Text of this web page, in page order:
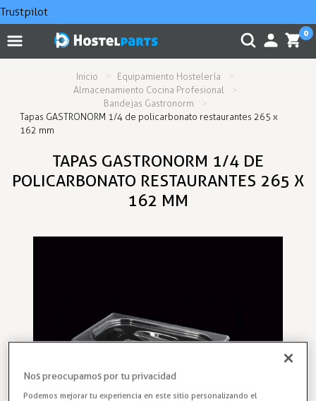
Trustpilot
0
Inicio
Equipamiento Hostelería
Almacenamiento Cocina Profesional
Bandejas Gastronorm
Tapas GASTRONORM 1/4 de policarbonato restaurantes 265 x
162 mm
TAPAS GASTRONORM 1/4 DE
POLICARBONATO RESTAURANTES 265 X
162 MM
Nos preocupamos por tu privacidad
Podemos mejorar tu experiencia en este sitio personalizando el